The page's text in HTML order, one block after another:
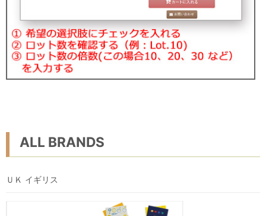
ALL BRANDS
ＵＫ イギリス